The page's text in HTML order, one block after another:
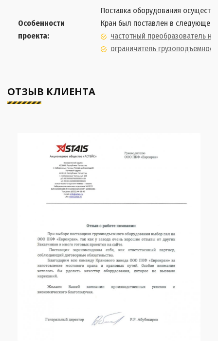
Особенности
проекта:
Поставка оборудования
Кран был поставлен в следующей
частотный преобразователь
ограничитель
ОТЗЫВ КЛИЕНТА